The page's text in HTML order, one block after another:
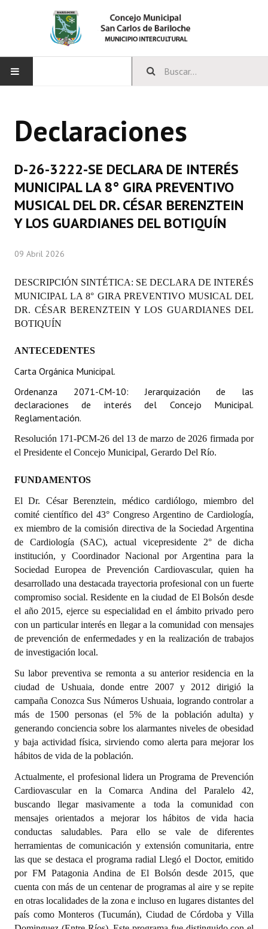
CONCEJO
Integrantes del Concejo
Comisiones Permanentes
Comisiones Especiales
Concejales Mandato Cumplido
Programas
LEGISLACIÓN
Reglamento Interno
Digesto
Organigrama
DOCUMENTOS
Informes de Gestión
Proyectos Presentados
Dictámenes Asesoría Letrada
Actas de Sesión
Informes de Unidad Coordinadora
Ejecución Presupuestaria
Actas de Audiencias Públicas
NORMATIVA
Comunicaciones
Declaraciones
Resoluciones
Resoluciones de Presidencia
INSTITUCIONAL
Antiguos Pobladores
Noticias Destacadas
Registros y Distinciones
Datos Históricos
Declaraciones
D-26-3222-SE DECLARA DE INTERÉS
MUNICIPAL LA 8° GIRA PREVENTIVO
MUSICAL DEL DR. CÉSAR BERENZTEIN
Y LOS GUARDIANES DEL BOTIQUÍN
09 Abril 2026
DESCRIPCIÓN SINTÉTICA: SE DECLARA DE INTERÉS
MUNICIPAL LA 8° GIRA PREVENTIVO MUSICAL DEL
DR. CÉSAR BERENZTEIN Y LOS GUARDIANES DEL
BOTIQUÍN
ANTECEDENTES
Carta Orgánica Municipal.
Ordenanza 2071-CM-10: Jerarquización de las
declaraciones de interés del Concejo Municipal.
Reglamentación.
Resolución 171-PCM-26 del 13 de marzo de 2026 firmada por
el Presidente el Concejo Municipal, Gerardo Del Río.
FUNDAMENTOS
El Dr. César Berenztein, médico cardiólogo, miembro del
comité científico del 43° Congreso Argentino de Cardiología,
ex miembro de la comisión directiva de la Sociedad Argentina
de Cardiología (SAC), actual vicepresidente 2° de dicha
institución, y Coordinador Nacional por Argentina para la
Sociedad Europea de Prevención Cardiovascular, quien ha
desarrollado una destacada trayectoria profesional con un fuerte
compromiso social. Residente en la ciudad de El Bolsón desde
el año 2015, ejerce su especialidad en el ámbito privado pero
con un particular interés en llegar a la comunidad con mensajes
de prevención de enfermedades y en la realización de trabajos
de investigación local.
Su labor preventiva se remonta a su anterior residencia en la
ciudad de Ushuaia, donde entre 2007 y 2012 dirigió la
campaña Conozca Sus Números Ushuaia, logrando controlar a
más de 1500 personas (el 5% de la población adulta) y
generando conciencia sobre los alarmantes niveles de obesidad
y baja actividad física, sirviendo como alerta para mejorar los
hábitos de vida de la población.
Actualmente, el profesional lidera un Programa de Prevención
Cardiovascular en la Comarca Andina del Paralelo 42,
buscando llegar masivamente a toda la comunidad con
mensajes orientados a mejorar los hábitos de vida hacia
conductas saludables. Para ello se vale de diferentes
herramientas de comunicación y extensión comunitaria, entre
las que se destaca el programa radial Llegó el Doctor, emitido
por FM Patagonia Andina de El Bolsón desde 2015, que
cuenta con más de un centenar de programas al aire y se repite
en otras localidades de la zona e incluso en lugares distantes del
país como Monteros (Tucumán), Ciudad de Córdoba y Villa